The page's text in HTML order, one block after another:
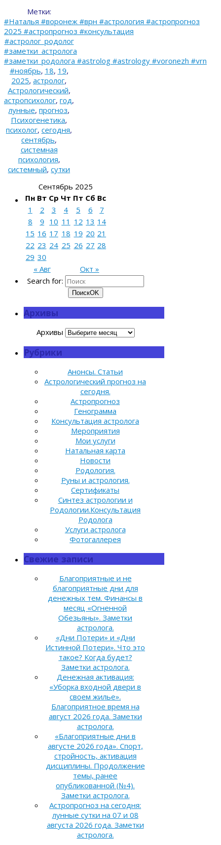
Метки:
#Наталья #воронеж #врн #астрология #астропрогноз
2025 #астропрогноз #консультация
#астролог_родолог
#заметки_астролога
#заметки_родолога #astrolog #astrology #voronezh #vrn
#ноябрь, 18, 19,
2025, астролог,
Астрологический,
астропсихолог, год,
лунные, прогноз,
Психогенетика,
психолог, сегодня,
сентябрь,
системная
психология,
системный, сутки
Сентябрь 2025
Пн Вт Ср Чт Пт Сб Вс
« Авг Окт »
1 2 3 4 5 6
7
8
9 10 11 12 13 14
15 16 17 18 19 20 21
22 23 24 25 26 27 28
29 30
Search for:
ПоискOK
Архивы
Архивы
Рубрики
Анонсы. Статьи
Астрологический прогноз на
сегодня.
Астропрогноз
Генограмма
Консультация астролога
Мероприятия
Мои услуги
Натальная карта
Новости
Родология.
Руны и астрология.
Сертификаты
Синтез астрологии и
Родологии.Консультация
Родолога
Услуги астролога
Фотогаллерея
Свежие записи
Благоприятные и не
благоприятные дни для
денежных тем. Финансы в
месяц «Огненной
Обезьяны». Заметки
астролога.
«Дни Потери» и «Дни
Истинной Потери». Что это
такое? Когда будет?
Заметки астролога.
Денежная активация:
«Уборка входной двери в
своем жилье».
Благоприятное время на
август 2026 года. Заметки
астролога.
«Благоприятные дни в
августе 2026 года». Спорт,
стройность, активация
дисциплины. Продолжение
темы, ранее
опубликованной (№4).
Заметки астролога.
Астропрогноз на сегодня:
лунные сутки на 07 и 08
августа 2026 года. Заметки
астролога.